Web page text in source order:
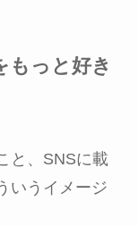
もっと好き
と、SNSに載
いうイメージ